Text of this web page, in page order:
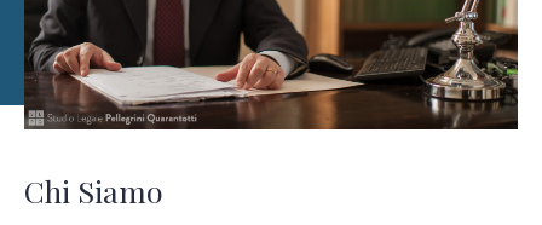
Chi Siamo